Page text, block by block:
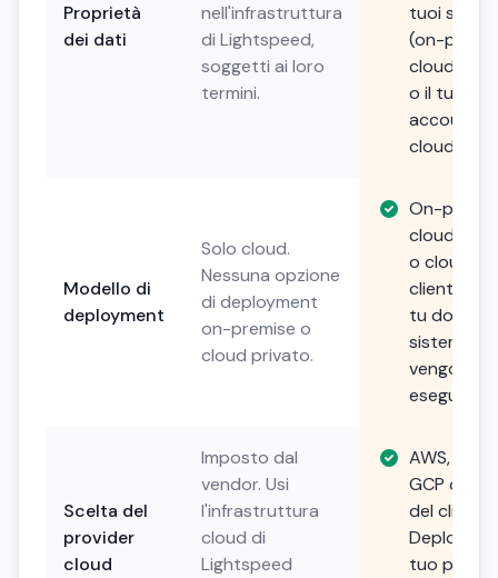
Proprietà
dei dati
nell'infrastruttura
di Lightspeed,
soggetti ai loro
termini.
tuoi server
(on-
cloud
o il tuo
account
cloud).
Modello di
deployment
Solo cloud.
Nessuna opzione
di deployment
on-premise o
cloud privato.
On-
cloud
o cloud del
cliente.
tu dove i
sistemi
vengono
eseguiti.
Scelta del
provider
cloud
Imposto dal
vendor. Usi
l'infrastruttura
cloud di
Lightspeed
AWS,
GCP o
del cliente.
Deploya
tuo